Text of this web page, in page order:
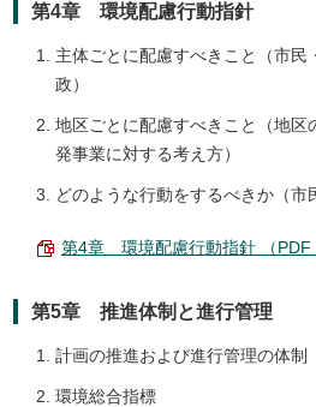
第4章 環境配慮行動指針
主体ごとに配慮すべきこと（市民
政）
地区ごとに配慮すべきこと（地区
発事業に対する考え方）
どのような行動をするべきか（市
第4章 環境配慮行動指針 （PDF
第5章 推進体制と進行管理
計画の推進および進行管理の体制
環境総合指標